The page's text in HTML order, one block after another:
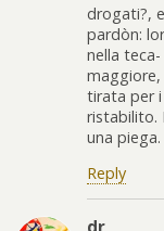
drogati?,
pardòn:
nella
tirata per i
ristabilito.
una piega.
Reply